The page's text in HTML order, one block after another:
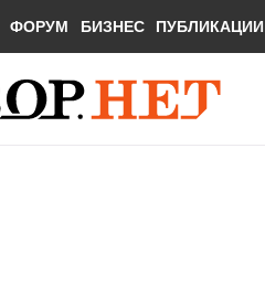
ФОРУМ БИЗНЕС ПУБЛИКАЦИИ